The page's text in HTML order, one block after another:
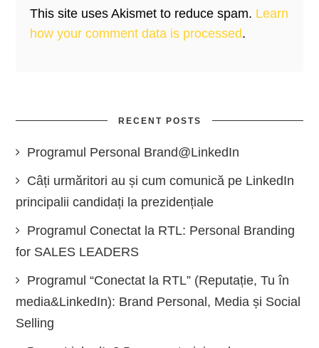
This site uses Akismet to reduce spam. Learn
how your comment data is processed.
RECENT POSTS
Programul Personal Brand@LinkedIn
Câți urmăritori au și cum comunică pe LinkedIn
principalii candidați la prezidențiale
Programul Conectat la RTL: Personal Branding
for SALES LEADERS
Programul “Conectat la RTL” (Reputație, Tu în
media&LinkedIn): Brand Personal, Media și Social
Selling